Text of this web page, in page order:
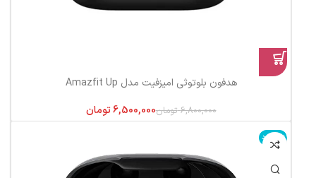
هدفون بلوتوثی امیزفیت مدل Amazfit Up
6,800,000 تومان6,500,000تومان
ناموجود